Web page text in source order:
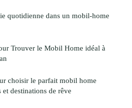
quotidienne dans un mobil-home
Trouver le Mobil Home idéal à
choisir le parfait mobil home
destinations de rêve